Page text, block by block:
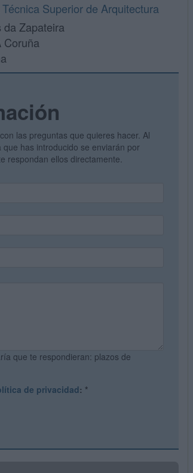
Superior de Arquitectura
da Zapateira
Coruña
las preguntas que quieres hacer. Al
has introducido se enviarán por
respondan ellos directamente.
que te respondieran: plazos de
de privacidad: *